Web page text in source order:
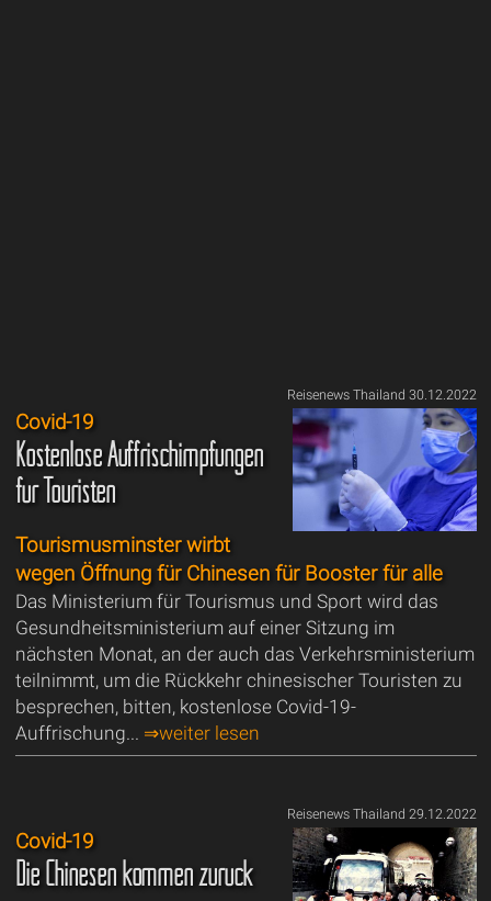
Reisenews Thailand 30.12.2022
Covid-19
Kostenlose Auffrischimpfungen
für Touristen
Tourismusminster wirbt
wegen Öffnung für Chinesen für Booster für alle
Das Ministerium für Tourismus und Sport wird das
Gesundheitsministerium auf einer Sitzung im
nächsten Monat, an der auch das Verkehrsministerium
teilnimmt, um die Rückkehr chinesischer Touristen zu
besprechen, bitten, kostenlose Covid-19-
Auffrischung... ⇒weiter lesen
Reisenews Thailand 29.12.2022
Covid-19
Die Chinesen kommen zurück